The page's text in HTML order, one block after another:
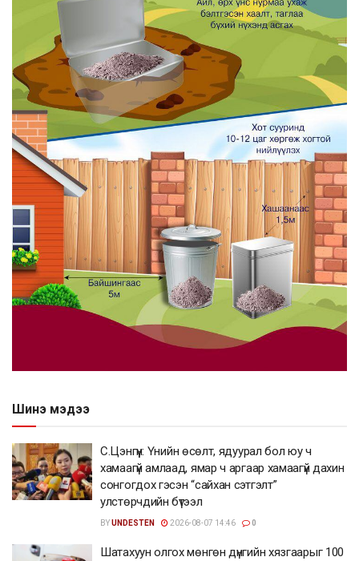
Шинэ мэдээ
С.Цэнгүүн: Үнийн өсөлт, ядуурал бол юу ч
хамаагүй амлаад, ямар ч аргаар хамаагүй дахин
сонгогдох гэсэн “сайхан сэтгэлт”
улстөрчдийн бүтээл
BYUNDESTEN 2026-08-07 14:46 0
Шатахуун олгох мөнгөн дүнгийн хязгаарыг 100